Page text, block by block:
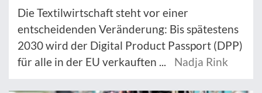
Die Textilwirtschaft steht vor einer
entscheidenden Veränderung: Bis spätestens
2030 wird der Digital Product Passport (DPP)
für alle in der EU verkauften ...
Nadja Rink